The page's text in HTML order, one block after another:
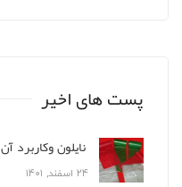
پست های اخیر
نایلون وکاربرد آن
۲۴ اسفند, ۱۴۰۱